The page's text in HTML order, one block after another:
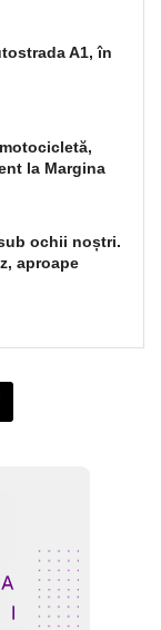
A1, în
la Margina
ochii noștri.
aproape